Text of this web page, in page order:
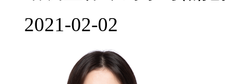
2021-02-02